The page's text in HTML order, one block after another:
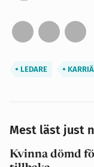
LEDARE
Mest läst just
Kvinna dömd